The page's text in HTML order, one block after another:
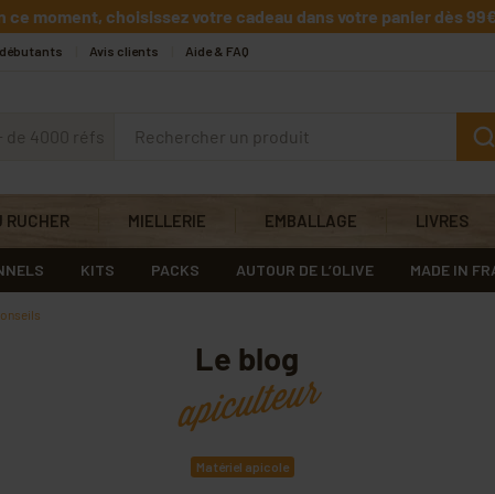
ce moment, choisissez votre cadeau dans votre panier dès
débutants Avis clients Aide & FAQ
de 4000 réfs
RUCHER MIELLERIE EMBALLAGE LIVRES
KITS PACKS AUTOUR DE L’OLIVE MADE IN
Le blog
apiculteur
Matériel apicole